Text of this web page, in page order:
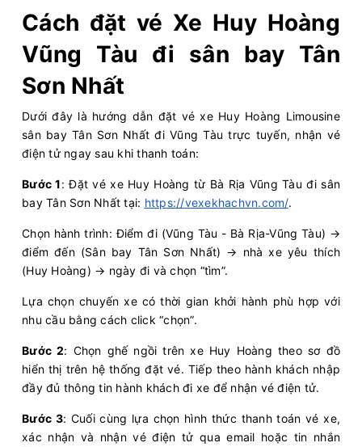
Cách đặt vé Xe Huy Hoàng
Vũng Tàu đi sân bay Tân
Sơn Nhất
Dưới đây là hướng dẫn đặt vé xe Huy Hoàng Limousine
sân bay Tân Sơn Nhất đi Vũng Tàu trực tuyến, nhận vé
điện tử ngay sau khi thanh toán:
Bước 1: Đặt vé xe Huy Hoàng từ Bà Rịa Vũng Tàu đi sân
bay Tân Sơn Nhất tại: https://vexekhachvn.com/.
Chọn hành trình: Điểm đi (Vũng Tàu - Bà Rịa-Vũng Tàu) →
điểm đến (Sân bay Tân Sơn Nhất) → nhà xe yêu thích
(Huy Hoàng) → ngày đi và chọn “tìm”.
Lựa chọn chuyến xe có thời gian khởi hành phù hợp với
nhu cầu bằng cách click “chọn”.
Bước 2: Chọn ghế ngồi trên xe Huy Hoàng theo sơ đồ
hiển thị trên hệ thống đặt vé. Tiếp theo hành khách nhập
đầy đủ thông tin hành khách đi xe để nhận vé điện tử.
Bước 3: Cuối cùng lựa chọn hình thức thanh toán vé xe,
xác nhận và nhận vé điện tử qua email hoặc tin nhắn